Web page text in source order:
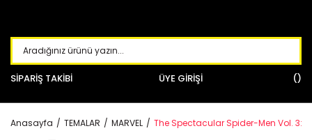
SİPARİŞ TAKİBİ ÜYE GİRİŞİ
Anasayfa TEMALAR MARVEL The Spectacular Spider-Men Vol. 3: